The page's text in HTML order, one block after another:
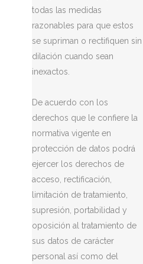
todas las medidas
razonables para que estos
se supriman o rectifiquen sin
dilación cuando sean
inexactos.
De acuerdo con los
derechos que le confiere la
normativa vigente en
protección de datos podrá
ejercer los derechos de
acceso, rectificación,
limitación de tratamiento,
supresión, portabilidad y
oposición al tratamiento de
sus datos de carácter
personal así como del